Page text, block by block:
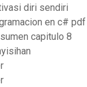
diri sendiri
en c# pdf
capitulo 8